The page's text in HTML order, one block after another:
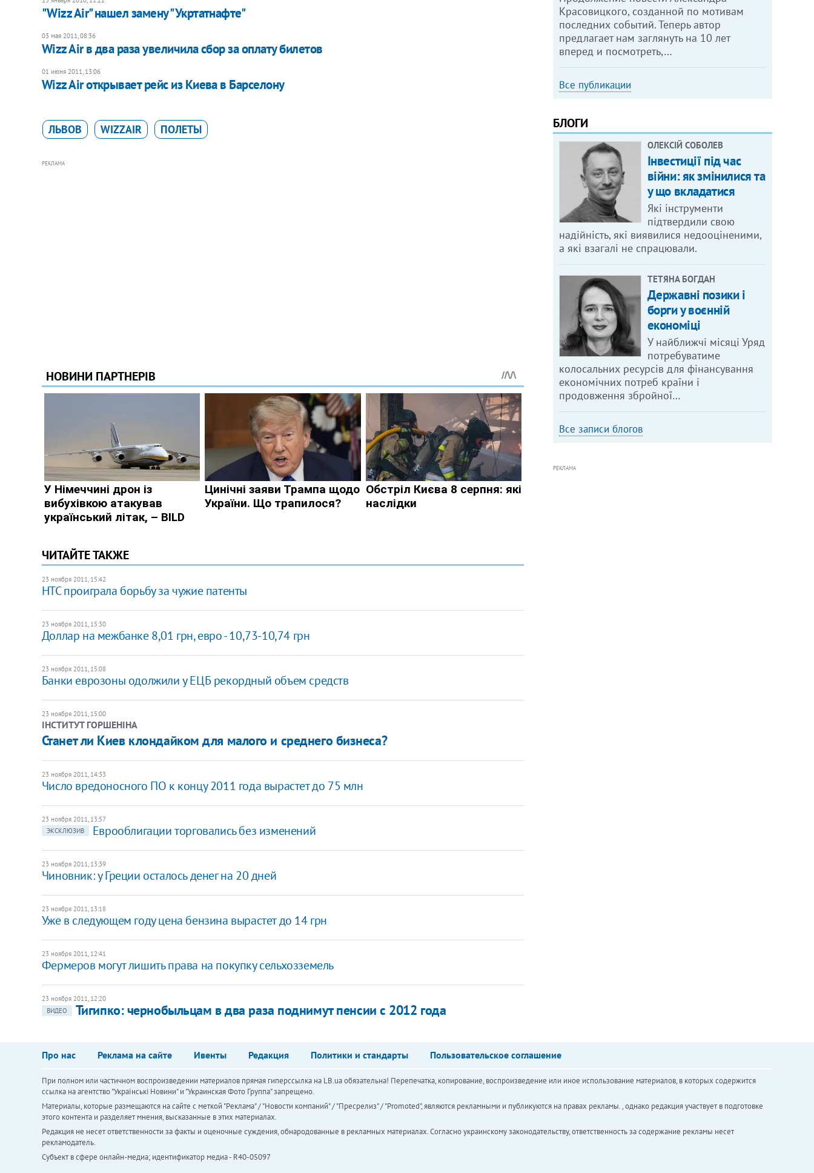
"Wizz Air" нашел замену "Укртатнафте"
03 мая 2011, 08:36
Wizz Air в два раза увеличила сбор за оплату билетов
01 июня 2011, 13:06
​Wizz Air открывает рейс из Киева в Барселону
ЛЬВОВ WIZZAIR ПОЛЕТЫ
РЕКЛАМА
ЧИТАЙТЕ ТАКЖЕ
23 ноября 2011, 15:42
HTC проиграла борьбу за чужие патенты
23 ноября 2011, 15:30
Доллар на межбанке 8,01 грн, евро - 10,73-10,74 грн
23 ноября 2011, 15:08
Банки еврозоны одолжили у ЕЦБ рекордный объем средств
23 ноября 2011, 15:00
ІНСТИТУТ ГОРШЕНІНА
Станет ли Киев клондайком для малого и среднего бизнеса?
23 ноября 2011, 14:33
Число вредоносного ПО к концу 2011 года вырастет до 75 млн
23 ноября 2011, 13:57
ЭКСКЛЮЗИВ
Еврооблигации торговались без изменений
23 ноября 2011, 13:39
​Чиновник: у Греции осталось денег на 20 дней
23 ноября 2011, 13:18
Уже в следующем году цена бензина вырастет до 14 грн
23 ноября 2011, 12:41
Фермеров могут лишить права на покупку сельхозземель
23 ноября 2011, 12:20
ВИДЕО
Тигипко: чернобыльцам в два раза поднимут пенсии с 2012 года
Красовицкого, созданной по мотивам
последних событий. Теперь автор
предлагает нам заглянуть на 10 лет
вперед и посмотреть,…
Все публикации
БЛОГИ
ОЛЕКСІЙ СОБОЛЕВ
Інвестиції під час
війни: як змінилися та
у що вкладатися
Які інструменти
підтвердили свою
надійність, які виявилися недооціненими,
а які взагалі не спрацювали.
ТЕТЯНА БОГДАН
Державні позики і
борги у воєнній
економіці
У найближчі місяці Уряд
потребуватиме
колосальних ресурсів для фінансування
економічних потреб країни і
продовження збройної…
Все записи блогов
РЕКЛАМА
Про нас Реклама на сайте Ивенты Редакция Политики и стандарты Пользовательское соглашение
При полном или частичном воспроизведении материалов прямая гиперссылка на LB.ua обязательна! Перепечатка, копирование, воспроизведение или иное использование материалов, в которых содержится
ссылка на агентство "Українськi Новини" и "Украинская Фото Группа" запрещено.
Материалы, которые размещаются на сайте с меткой "Реклама" / "Новости компаний" / "Пресрелиз" / "Promoted", являются рекламными и публикуются на правах рекламы. , однако редакция участвует в подготовке
этого контента и разделяет мнения, высказанные в этих материалах.
Редакция не несет ответственности за факты и оценочные суждения, обнародованные в рекламных материалах. Согласно украинскому законодательству, ответственность за содержание рекламы несет
рекламодатель.
Субъект в сфере онлайн-медиа; идентификатор медиа - R40-05097